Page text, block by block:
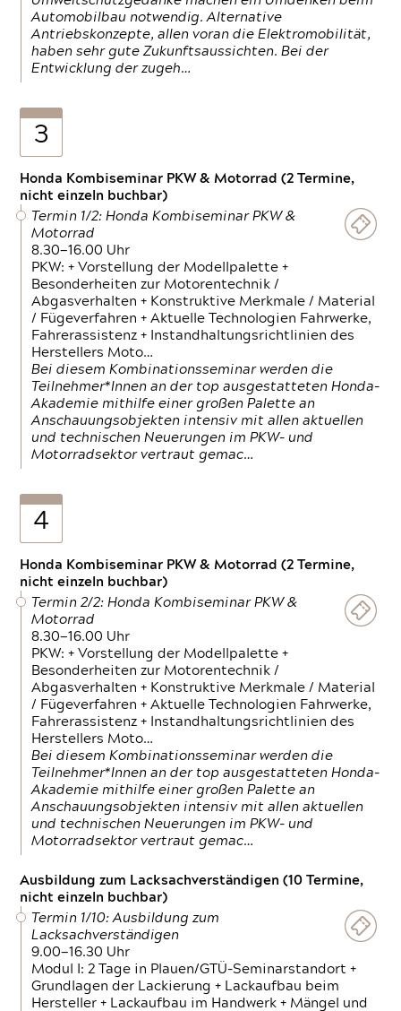
Automobilbau notwendig. Alternative
Antriebskonzepte, allen voran die Elektromobilität,
haben sehr gute Zukunftsaussichten. Bei der
Entwicklung der zugeh…
3
Honda Kombiseminar PKW & Motorrad (2 Termine,
nicht einzeln buchbar)
Termin 1/2: Honda Kombiseminar PKW &
Motorrad
8.30—16.00 Uhr
PKW: + Vorstellung der Modellpalette +
Besonderheiten zur Motorentechnik /
Abgasverhalten + Konstruktive Merkmale / Material
/ Fügeverfahren + Aktuelle Technologien Fahrwerke,
Fahrerassistenz + Instandhaltungsrichtlinien des
Herstellers Moto…
Bei diesem Kombinationsseminar werden die
Teilnehmer*Innen an der top ausgestatteten Honda-
Akademie mithilfe einer großen Palette an
Anschauungsobjekten intensiv mit allen aktuellen
und technischen Neuerungen im PKW- und
Motorradsektor vertraut gemac…
4
Honda Kombiseminar PKW & Motorrad (2 Termine,
nicht einzeln buchbar)
Termin 2/2: Honda Kombiseminar PKW &
Motorrad
8.30—16.00 Uhr
PKW: + Vorstellung der Modellpalette +
Besonderheiten zur Motorentechnik /
Abgasverhalten + Konstruktive Merkmale / Material
/ Fügeverfahren + Aktuelle Technologien Fahrwerke,
Fahrerassistenz + Instandhaltungsrichtlinien des
Herstellers Moto…
Bei diesem Kombinationsseminar werden die
Teilnehmer*Innen an der top ausgestatteten Honda-
Akademie mithilfe einer großen Palette an
Anschauungsobjekten intensiv mit allen aktuellen
und technischen Neuerungen im PKW- und
Motorradsektor vertraut gemac…
Ausbildung zum Lacksachverständigen (10 Termine,
nicht einzeln buchbar)
Termin 1/10: Ausbildung zum
Lacksachverständigen
9.00—16.30 Uhr
Modul I: 2 Tage in Plauen/GTÜ-Seminarstandort +
Grundlagen der Lackierung + Lackaufbau beim
Hersteller + Lackaufbau im Handwerk + Mängel und